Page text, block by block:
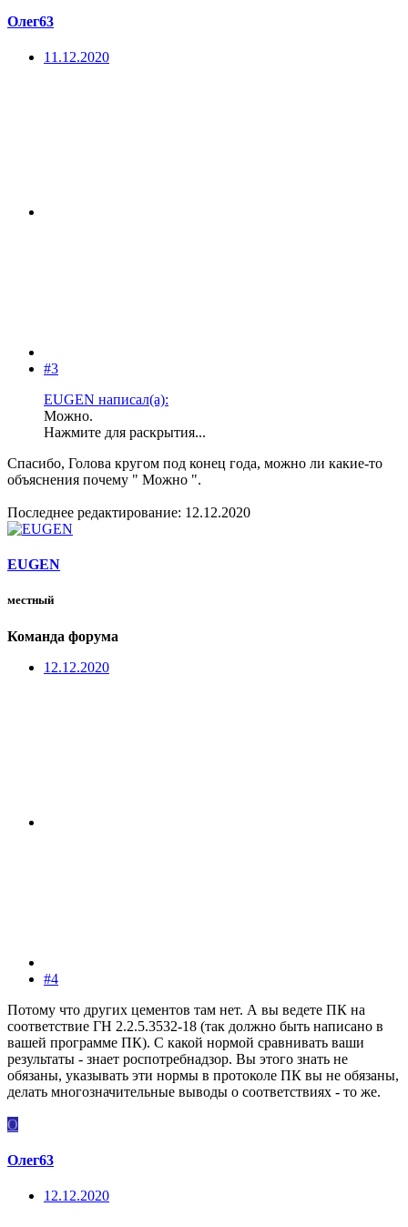
Олег63
11.12.2020
#3
EUGEN написал(а):
Можно.
Нажмите для раскрытия...
Спасибо, Голова кругом под конец года, можно ли какие-то
объяснения почему " Можно ".
Последнее редактирование: 12.12.2020
EUGEN
местный
Команда форума
12.12.2020
#4
Потому что других цементов там нет. А вы ведете ПК на
соответствие ГН 2.2.5.3532-18 (так должно быть написано в
вашей программе ПК). С какой нормой сравнивать ваши
результаты - знает роспотребнадзор. Вы этого знать не
обязаны, указывать эти нормы в протоколе ПК вы не обязаны,
делать многозначительные выводы о соответствиях - то же.
О
Олег63
12.12.2020